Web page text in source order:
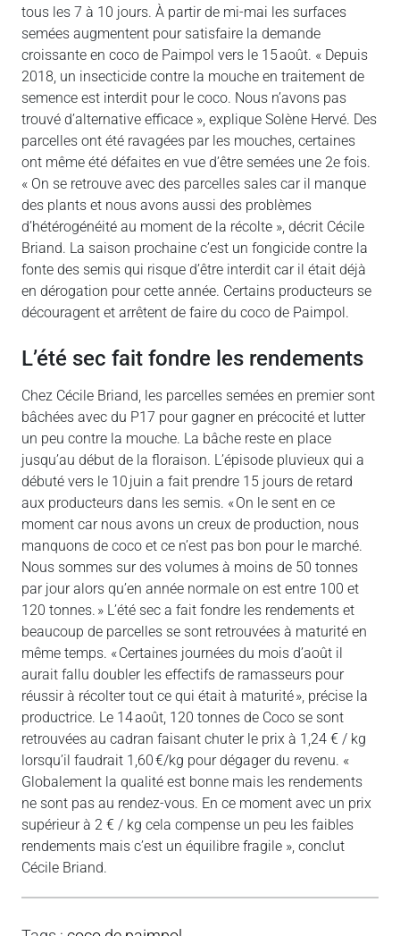
tous les 7 à 10 jours. À partir de mi-mai les surfaces
semées augmentent pour satisfaire la demande
croissante en coco de Paimpol vers le 15 août. « Depuis
2018, un insecticide contre la mouche en traitement de
semence est interdit pour le coco. Nous n’avons pas
trouvé d’alternative efficace », explique Solène Hervé. Des
parcelles ont été ravagées par les mouches, certaines
ont même été défaites en vue d’être semées une 2e fois.
« On se retrouve avec des parcelles sales car il manque
des plants et nous avons aussi des problèmes
d’hétérogénéité au moment de la récolte », décrit Cécile
Briand. La saison prochaine c’est un fongicide contre la
fonte des semis qui risque d’être interdit car il était déjà
en dérogation pour cette année. Certains producteurs se
découragent et arrêtent de faire du coco de Paimpol.
L’été sec fait fondre les rendements
Chez Cécile Briand, les parcelles semées en premier sont
bâchées avec du P17 pour gagner en précocité et lutter
un peu contre la mouche. La bâche reste en place
jusqu’au début de la floraison. L’épisode pluvieux qui a
débuté vers le 10 juin a fait prendre 15 jours de retard
aux producteurs dans les semis. « On le sent en ce
moment car nous avons un creux de production, nous
manquons de coco et ce n’est pas bon pour le marché.
Nous sommes sur des volumes à moins de 50 tonnes
par jour alors qu’en année normale on est entre 100 et
120 tonnes. » L’été sec a fait fondre les rendements et
beaucoup de parcelles se sont retrouvées à maturité en
même temps. « Certaines journées du mois d’août il
aurait fallu doubler les effectifs de ramasseurs pour
réussir à récolter tout ce qui était à maturité », précise la
productrice. Le 14 août, 120 tonnes de Coco se sont
retrouvées au cadran faisant chuter le prix à 1,24 € / kg
lorsqu’il faudrait 1,60 €/kg pour dégager du revenu. «
Globalement la qualité est bonne mais les rendements
ne sont pas au rendez-vous. En ce moment avec un prix
supérieur à 2 € / kg cela compense un peu les faibles
rendements mais c’est un équilibre fragile », conclut
Cécile Briand.